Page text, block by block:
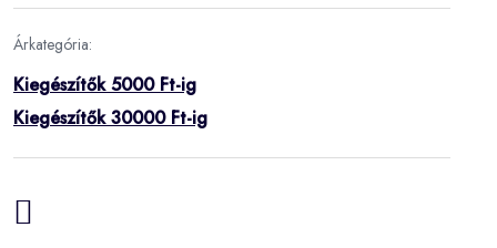
Árkategória:
Kiegészítők 5000 Ft-ig
Kiegészítők 30000 Ft-ig